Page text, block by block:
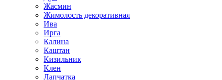
Жасмин
Жимолость декоративная
Ива
Ирга
Калина
Каштан
Кизильник
Клен
Лапчатка